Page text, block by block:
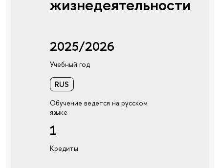
жизнедеятельности
2025/2026
Учебный год
RUS
Обучение ведется на русском
языке
1
Кредиты